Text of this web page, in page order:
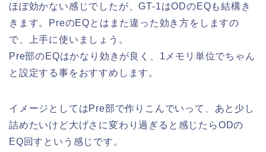
ほぼ効かない感じでしたが、GT-1はODのEQも結構き
きます。PreのEQとはまた違った効き方をしますの
で、上手に使いましょう。
Pre部のEQはかなり効きが良く、1メモリ単位でちゃん
と設定する事をおすすめします。
イメージとしてはPre部で作りこんでいって、あと少し
詰めたいけど大げさに変わり過ぎると感じたらODの
EQ回すという感じです。